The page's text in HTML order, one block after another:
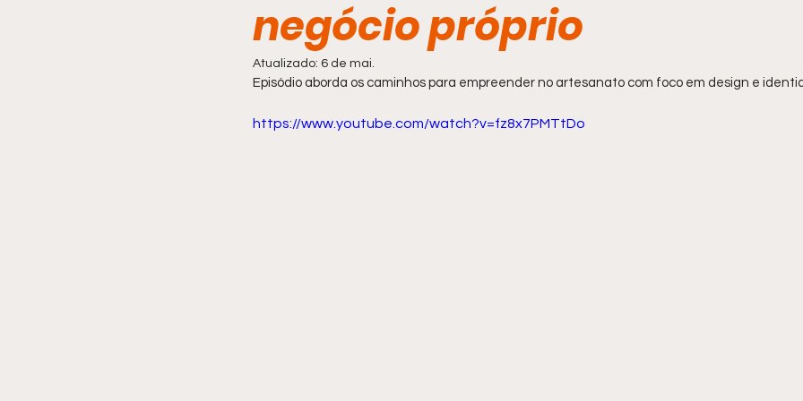
Comportamento
negócio próprio
Atualizado: 6 de mai.
Episódio aborda os caminhos para empreender no artesanato com foco em design e
https://www.youtube.com/watch?v=fz8x7PMTtDo